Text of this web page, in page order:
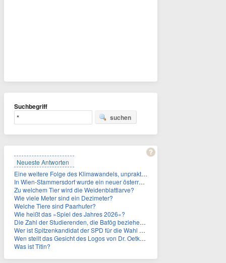
Suchbegriff
suchen
Neueste Antworten
Eine weitere Folge des Klimawandels, unpraktisch für Urlauber: Wo fehlt mittlerweile sogar das Trinkwasser?
In Wien-Stammersdorf wurde ein neuer österreichischer Temperaturrekord gemessen. Wie hoch war die Temperatur?
Zu welchem Tier wird die Weidenblattlarve?
Wie viele Meter sind ein Dezimeter?
Welche Tiere sind Paarhufer?
Wie heißt das »Spiel des Jahres 2026«?
Die Zahl der Studierenden, die Bafög beziehen, sinkt. Woran liegt das?
Wer ist Spitzenkandidat der SPD für die Wahl zum Berliner Abgeordnetenhaus im September 2026?
Wen stellt das Gesicht des Logos von Dr. Oetker dar?
Was ist Titin?